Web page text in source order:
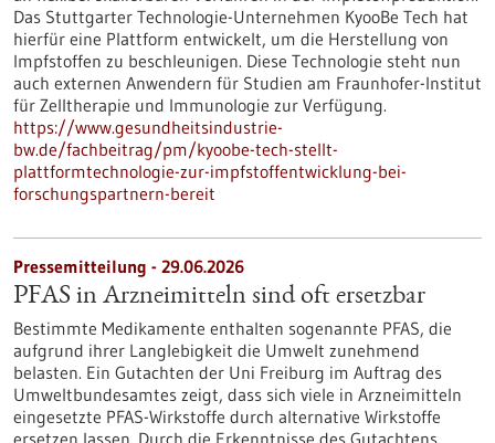
Das Stuttgarter Technologie-Unternehmen KyooBe Tech hat
hierfür eine Plattform entwickelt, um die Herstellung von
Impfstoffen zu beschleunigen. Diese Technologie steht nun
auch externen Anwendern für Studien am Fraunhofer-Institut
für Zelltherapie und Immunologie zur Verfügung.
https://www.gesundheitsindustrie-
bw.de/fachbeitrag/pm/kyoobe-tech-stellt-
plattformtechnologie-zur-impfstoffentwicklung-bei-
forschungspartnern-bereit
Pressemitteilung - 29.06.2026
PFAS in Arzneimitteln sind oft ersetzbar
Bestimmte Medikamente enthalten sogenannte PFAS, die
aufgrund ihrer Langlebigkeit die Umwelt zunehmend
belasten. Ein Gutachten der Uni Freiburg im Auftrag des
Umweltbundesamtes zeigt, dass sich viele in Arzneimitteln
eingesetzte PFAS-Wirkstoffe durch alternative Wirkstoffe
ersetzen lassen. Durch die Erkenntnisse des Gutachtens